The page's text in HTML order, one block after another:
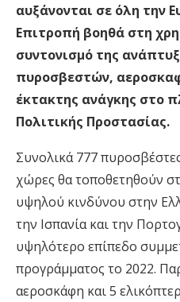
αυξάνονται σε όλη την
Επιτροπή βοηθά στη
συντονισμό της
πυροσβεστών,
έκτακτης ανάγκης στο
Πολιτικής Προστασίας.
Συνολικά 777
χώρες θα τοποθετηθούν
υψηλού κινδύνου στην
την Ισπανία και την
υψηλότερο επίπεδο
προγράμματος το 2022.
αεροσκάφη και 5